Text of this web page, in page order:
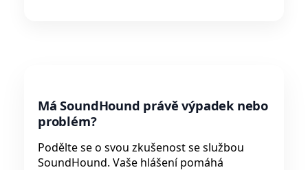
Má SoundHound právě výpadek nebo
problém?
Podělte se o svou zkušenost se službou
SoundHound. Vaše hlášení pomáhá